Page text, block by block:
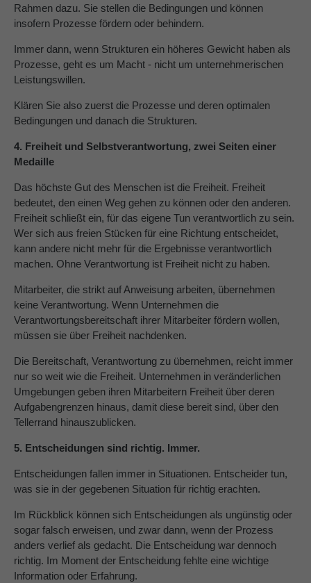
Rahmen dazu. Sie stellen die Bedingungen und können
insofern Prozesse fördern oder behindern.
Immer dann, wenn Strukturen ein höheres Gewicht haben als
Prozesse, geht es um Macht - nicht um unternehmerischen
Leistungswillen.
Klären Sie also zuerst die Prozesse und deren optimalen
Bedingungen und danach die Strukturen.
4. Freiheit und Selbstverantwortung, zwei Seiten einer
Medaille
Das höchste Gut des Menschen ist die Freiheit. Freiheit
bedeutet, den einen Weg gehen zu können oder den anderen.
Freiheit schließt ein, für das eigene Tun verantwortlich zu sein.
Wer sich aus freien Stücken für eine Richtung entscheidet,
kann andere nicht mehr für die Ergebnisse verantwortlich
machen. Ohne Verantwortung ist Freiheit nicht zu haben.
Mitarbeiter, die strikt auf Anweisung arbeiten, übernehmen
keine Verantwortung. Wenn Unternehmen die
Verantwortungsbereitschaft ihrer Mitarbeiter fördern wollen,
müssen sie über Freiheit nachdenken.
Die Bereitschaft, Verantwortung zu übernehmen, reicht immer
nur so weit wie die Freiheit. Unternehmen in veränderlichen
Umgebungen geben ihren Mitarbeitern Freiheit über deren
Aufgabengrenzen hinaus, damit diese bereit sind, über den
Tellerrand hinauszublicken.
5. Entscheidungen sind richtig. Immer.
Entscheidungen fallen immer in Situationen. Entscheider tun,
was sie in der gegebenen Situation für richtig erachten.
Im Rückblick können sich Entscheidungen als ungünstig oder
sogar falsch erweisen, und zwar dann, wenn der Prozess
anders verlief als gedacht. Die Entscheidung war dennoch
richtig. Im Moment der Entscheidung fehlte eine wichtige
Information oder Erfahrung.